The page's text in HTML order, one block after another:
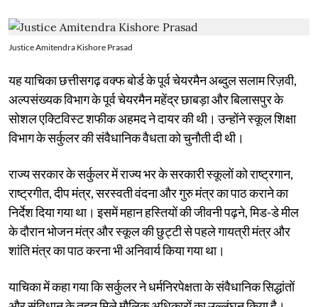
Justice Amitendra Kishore Prasad
यह याचिका छत्तीसगढ़ वक्फ बोर्ड के पूर्व चेयरमैन अब्दुल सलाम रिज़वी,
अल्पसंख्यक विभाग के पूर्व चेयरमैन महेंद्र छाबड़ा और बिलासपुर के
सोशल एक्टिविस्ट शफीक अहमद ने दायर की थी। उन्होंने स्कूल शिक्षा
विभाग के सर्कुलर की संवैधानिक वैधता को चुनौती दी थी।
राज्य सरकार के सर्कुलर में राज्य भर के सरकारी स्कूलों को राष्ट्रगान,
राष्ट्रगीत, दीप मंत्र, सरस्वती वंदना और गुरु मंत्र का पाठ कराने का
निर्देश दिया गया था। इसमें महान हस्तियों की जीवनी पढ़ने, मिड-डे मील
के दौरान भोजन मंत्र और स्कूल की छुट्टी से पहले गायत्री मंत्र और
शांति मंत्र का पाठ करना भी अनिवार्य किया गया था।
याचिका में कहा गया कि सर्कुलर ने धर्मनिरपेक्षता के संवैधानिक सिद्धांतों